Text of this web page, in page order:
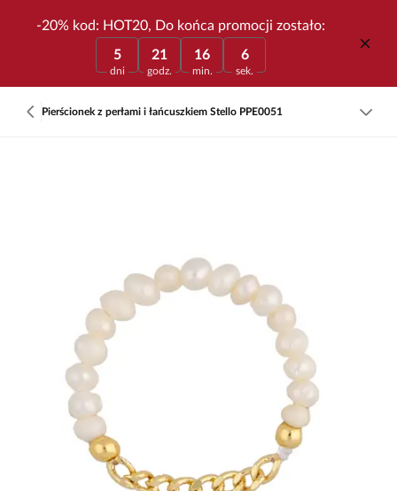
-20% kod: HOT20, Do końca promocji zostało:
5
dni
21
godz.
16
min.
6
sek.
Pierścionek z perłami i łańcuszkiem Stello PPE0051